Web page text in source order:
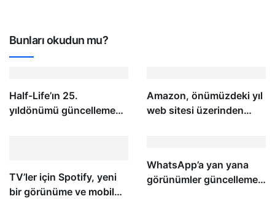
Bunları okudun mu?
Half-Life’ın 25.
yıldönümü güncellemesi,
Amazon, önümüzdeki yıl
web sitesi üzerinden
TV’ler için Spotify, yeni
bir görünüme ve mobil
WhatsApp’a yan yana
görünümler güncellemesi